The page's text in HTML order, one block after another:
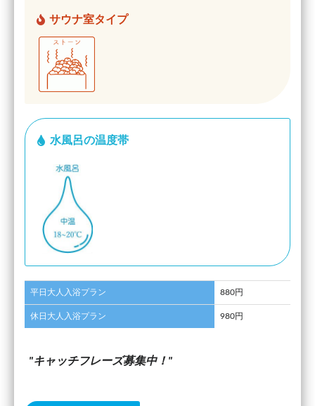
サウナ室タイプ
水風呂の温度帯
平日大人入浴プラン 880円
休日大人入浴プラン 980円
キャッチフレーズ募集中！